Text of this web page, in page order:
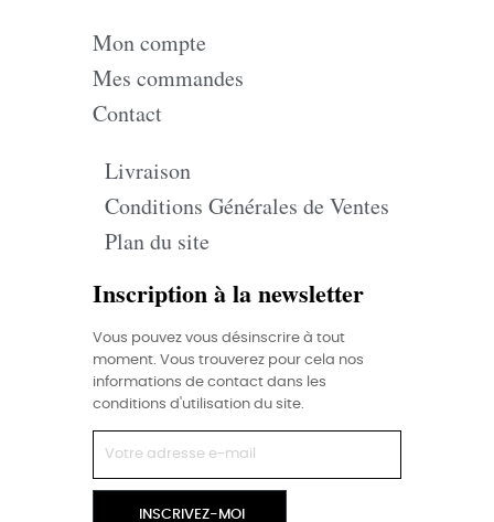
Mon compte
Mes commandes
Contact
Livraison
Conditions Générales de Ventes
Plan du site
Inscription à la newsletter
Vous pouvez vous désinscrire à tout
moment. Vous trouverez pour cela nos
informations de contact dans les
conditions d'utilisation du site.
INSCRIVEZ-MOI